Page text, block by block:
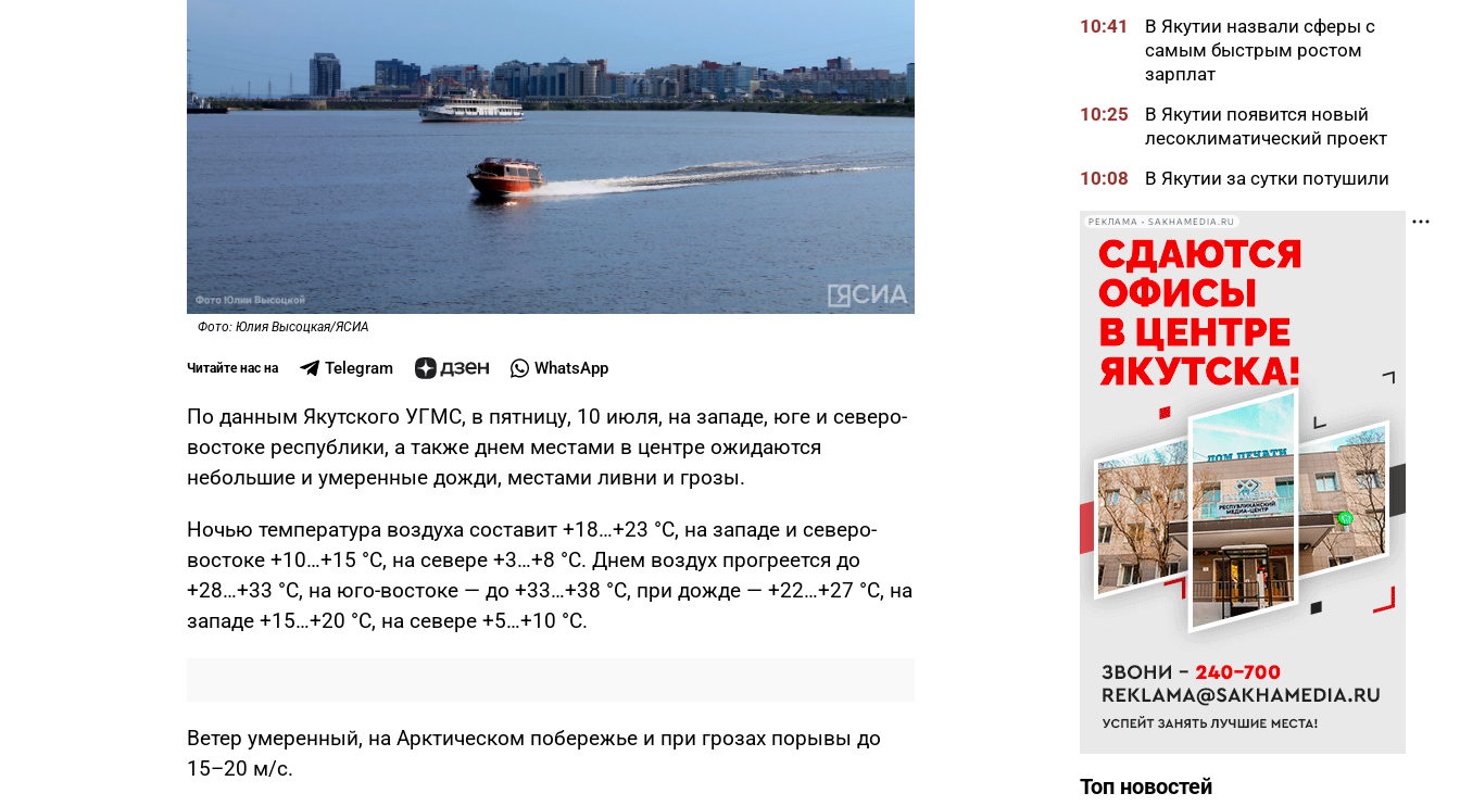
Фото: Юлия Высоцкая/ЯСИА
Читайте нас на Telegram WhatsApp
По данным Якутского УГМС, в пятницу, 10 июля, на западе, юге и северо-
востоке республики, а также днем местами в центре ожидаются
небольшие и умеренные дожди, местами ливни и грозы.
Ночью температура воздуха составит +18…+23 °С, на западе и северо-
востоке +10…+15 °С, на севере +3…+8 °С. Днем воздух прогреется до
+28…+33 °С, на юго-востоке — до +33…+38 °С, при дожде — +22…+27 °С, на
западе +15…+20 °С, на севере +5…+10 °С.
Ветер умеренный, на Арктическом побережье и при грозах порывы до
15–20 м/с.
10:41
В Якутии назвали сферы с
самым быстрым ростом
зарплат
10:25
В Якутии появится новый
лесоклиматический проект
10:08
В Якутии за сутки потушили
10:00
Вид сверху лучше: история
машиниста крана Владимира
Замы
09:56
Отключения света, воды и газа
пройдут в Якутске 7 августа
Штукатур-маляр Галина
Соловьева: когда отделка
становится искусством
09:24
«Строить там, где другие не
решаются»: 30 лет работы
компании «Кинг-95» в Якутии
09:11
В Нерюнгри мужчину убили
ножом в собственной
квартире
создать кластер по огранке
алмазов в Якутии и
Смоленской области
пять микрорайонов с
РЕКЛАМА • SAKHAMEDIA.RU
Топ новостей